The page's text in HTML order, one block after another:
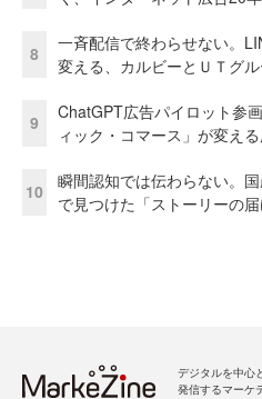
8
一斉配信で終わらせない。
変える、カルビーとＵＴグ
9
ChatGPT広告パイロット参
ィック・コマース」が変え
10
瞬間認知では伝わらない。
で見つけた「ストーリーの届
デジタルを中心
発信するマーケ